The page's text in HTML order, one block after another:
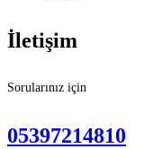
İletişim
Sorularınız için
05397214810